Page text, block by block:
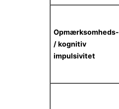
Opmærksomheds-
/ kognitiv
impulsivitet